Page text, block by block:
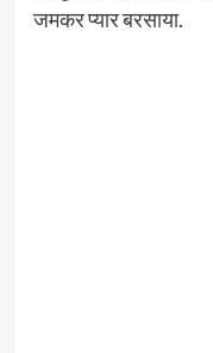
जमकर प्यार बरसाया.